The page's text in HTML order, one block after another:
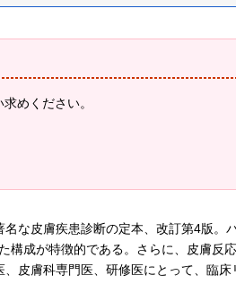
めください。
な皮膚疾患診断の定本、改訂第4版。
構成が特徴的である。さらに、皮膚反
皮膚科専門医、研修医にとって、臨